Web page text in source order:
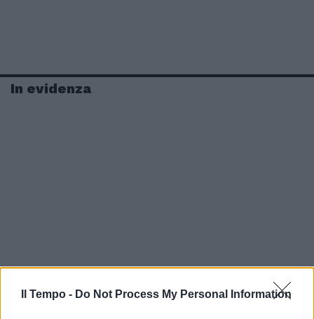
Il Tempo - Do Not Process My Personal Information
In evidenza